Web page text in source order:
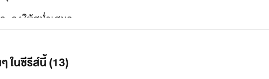
ะลงให้สม่ำเสมอ
ในซีรีส์นี้ (13)